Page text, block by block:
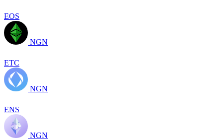
EOS
NGN
ETC
NGN
ENS
NGN